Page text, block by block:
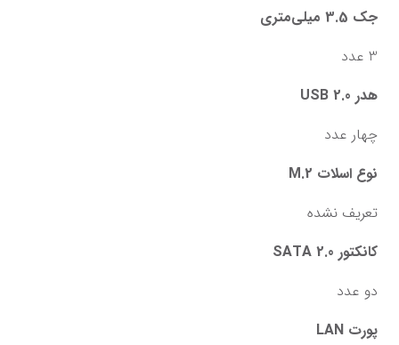
جک 3.5 میلی‌متری
3 عدد
هدر USB 2.0
چهار عدد
نوع اسلات M.2
تعریف نشده
کانکتور SATA 2.0
دو عدد
پورت LAN